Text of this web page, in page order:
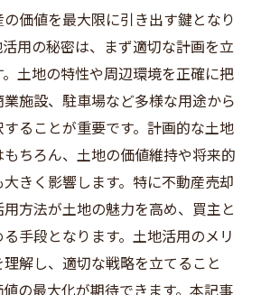
価値を最大限に引き出す鍵となり
用の秘密は、まず適切な計画を立
土地の特性や周辺環境を正確に把
施設、駐車場など多様な用途から
ることが重要です。計画的な土地
ちろん、土地の価値維持や将来的
きく影響します。特に不動産売却
方法が土地の魅力を高め、買主と
手段となります。土地活用のメリ
解し、適切な戦略を立てること
の最大化が期待できます。本記事